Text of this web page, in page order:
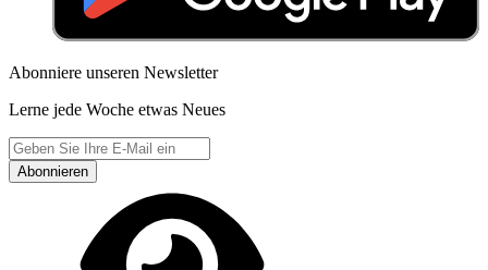
Abonniere unseren Newsletter
Lerne jede Woche etwas Neues
Abonnieren